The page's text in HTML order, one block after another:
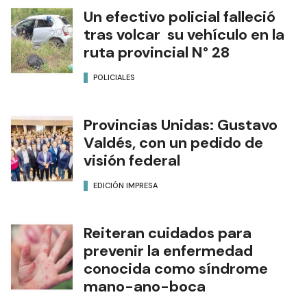
Un efectivo policial falleció
tras volcar su vehículo en la
ruta provincial N° 28
POLICIALES
Provincias Unidas: Gustavo
Valdés, con un pedido de
visión federal
EDICIÓN IMPRESA
Reiteran cuidados para
prevenir la enfermedad
conocida como síndrome
mano-ano-boca